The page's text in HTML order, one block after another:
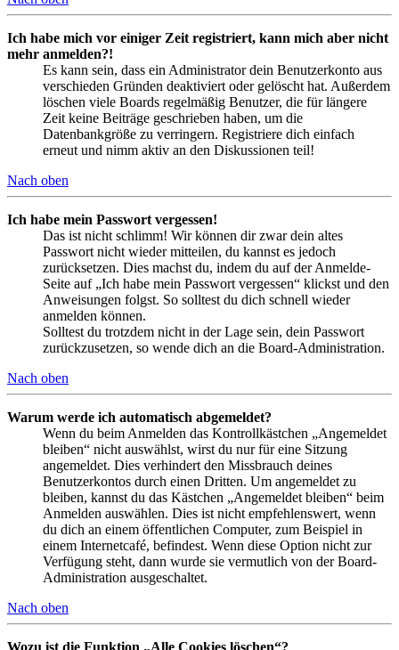
Ich habe mich vor einiger Zeit registriert, kann mich aber nicht
mehr anmelden?!
Es kann sein, dass ein Administrator dein Benutzerkonto aus
verschieden Gründen deaktiviert oder gelöscht hat. Außerdem
löschen viele Boards regelmäßig Benutzer, die für längere
Zeit keine Beiträge geschrieben haben, um die
Datenbankgröße zu verringern. Registriere dich einfach
erneut und nimm aktiv an den Diskussionen teil!
Nach oben
Ich habe mein Passwort vergessen!
Das ist nicht schlimm! Wir können dir zwar dein altes
Passwort nicht wieder mitteilen, du kannst es jedoch
zurücksetzen. Dies machst du, indem du auf der Anmelde-
Seite auf „Ich habe mein Passwort vergessen“ klickst und den
Anweisungen folgst. So solltest du dich schnell wieder
anmelden können.
Solltest du trotzdem nicht in der Lage sein, dein Passwort
zurückzusetzen, so wende dich an die Board-Administration.
Nach oben
Warum werde ich automatisch abgemeldet?
Wenn du beim Anmelden das Kontrollkästchen „Angemeldet
bleiben“ nicht auswählst, wirst du nur für eine Sitzung
angemeldet. Dies verhindert den Missbrauch deines
Benutzerkontos durch einen Dritten. Um angemeldet zu
bleiben, kannst du das Kästchen „Angemeldet bleiben“ beim
Anmelden auswählen. Dies ist nicht empfehlenswert, wenn
du dich an einem öffentlichen Computer, zum Beispiel in
einem Internetcafé, befindest. Wenn diese Option nicht zur
Verfügung steht, dann wurde sie vermutlich von der Board-
Administration ausgeschaltet.
Nach oben
Wozu ist die Funktion „Alle Cookies löschen“?